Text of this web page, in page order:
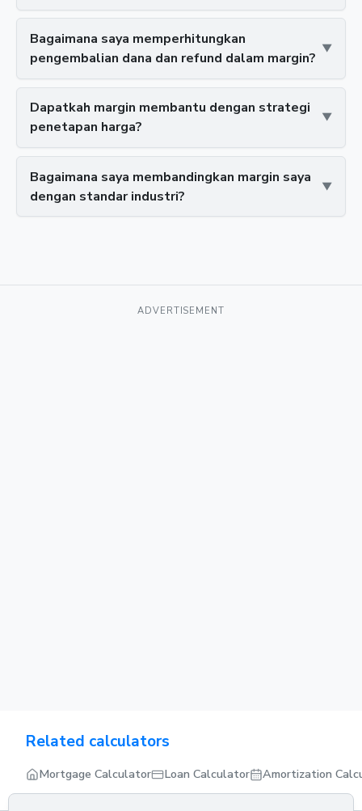
Bagaimana saya memperhitungkan
pengembalian dana dan refund dalam margin?
Dapatkah margin membantu dengan strategi
penetapan harga?
Bagaimana saya membandingkan margin saya
dengan standar industri?
ADVERTISEMENT
Related calculators
Mortgage Calculator Loan Calculator Amortization